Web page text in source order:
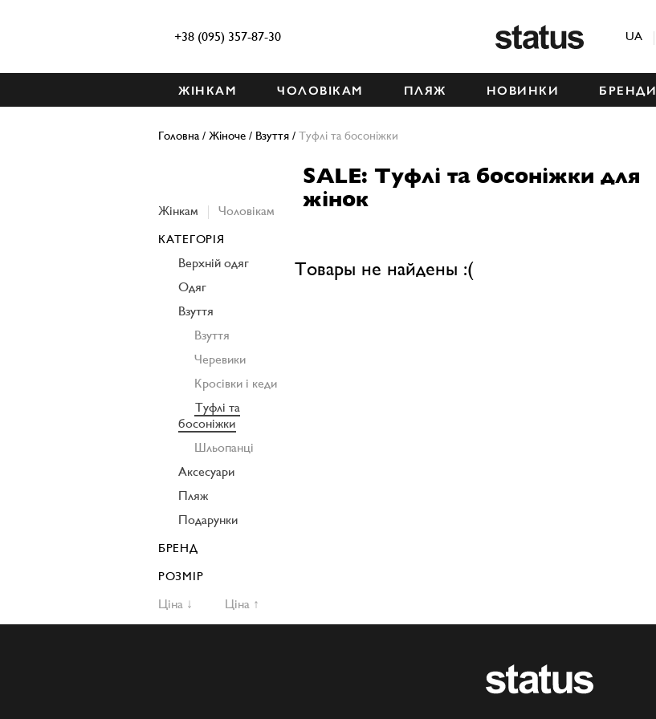
+38 (095) 357-87-30 UA
ЖІНКАМ ЧОЛОВІКАМ ПЛЯЖ НОВИНКИ БРЕНДИ
Головна / Жіноче / Взуття / Туфлі та босоніжки
SALE: Туфлі та босоніжки для
жінок
Товары не найдены :(
Жінкам Чоловікам
КАТЕГОРІЯ
Верхній одяг
Одяг
Взуття
Взуття
Черевики
Кросівки і кеди
Туфлі та
босоніжки
Шльопанці
Аксесуари
Пляж
Подарунки
БРЕНД
РОЗМІР
Ціна ↓ Ціна ↑